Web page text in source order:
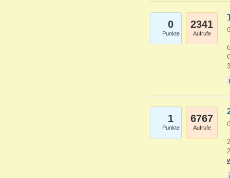
0
Punkte
2341
Aufrufe
1
Punkte
6767
Aufrufe